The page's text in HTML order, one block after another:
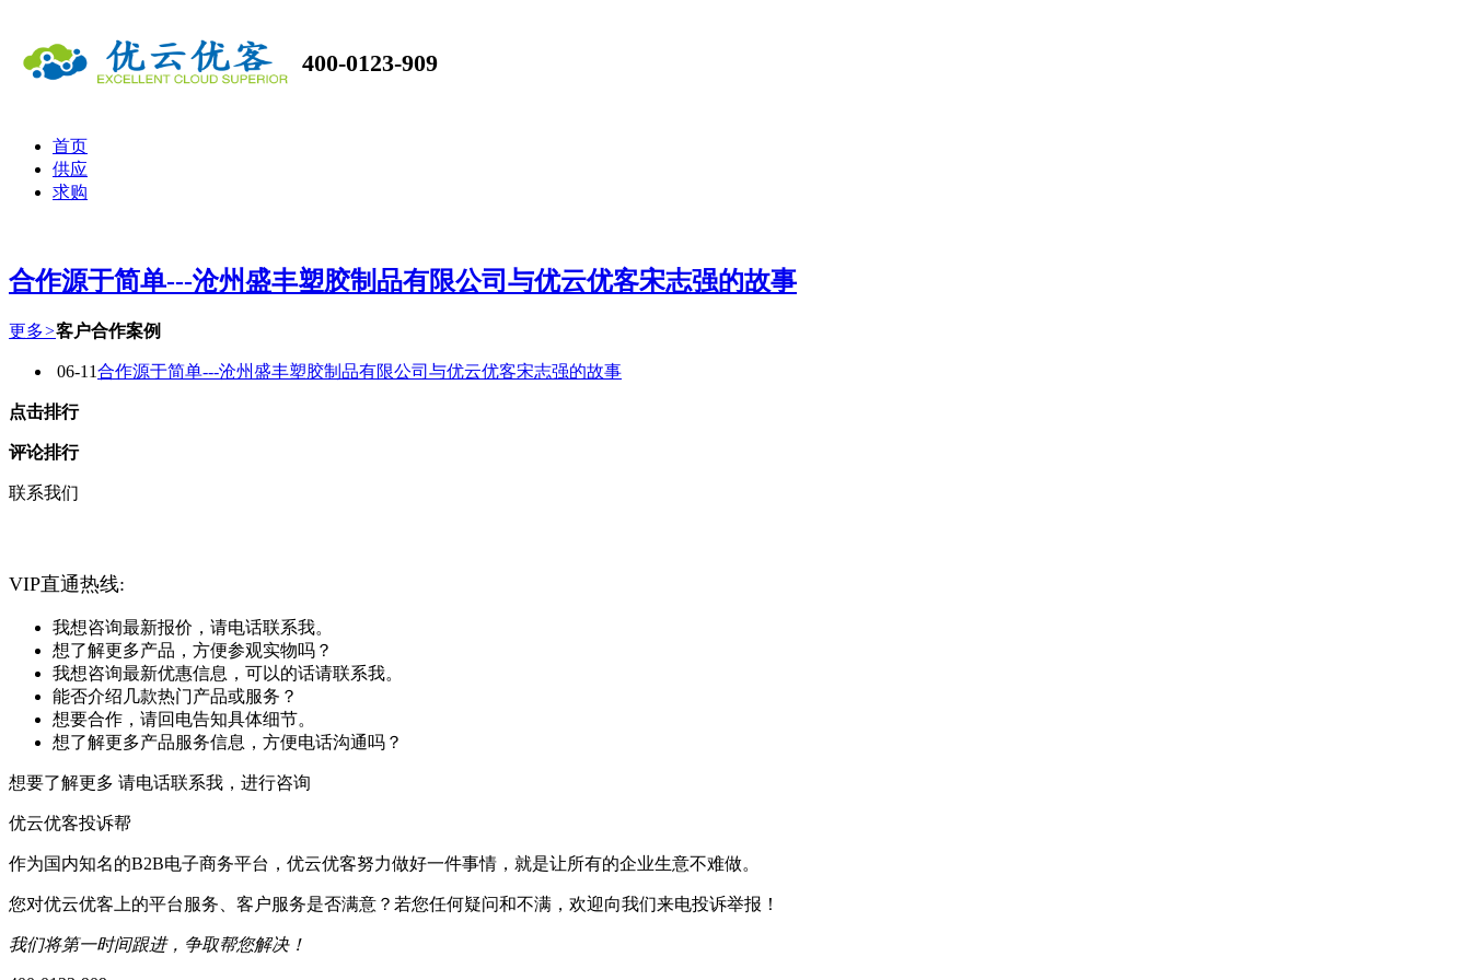
400-0123-909
首页
供应
求购
合作源于简单---沧州盛丰塑胶制品有限公司与优云优客宋志强的故事
更多>客户合作案例
06-11合作源于简单---沧州盛丰塑胶制品有限公司与优云优客宋志强的故事
点击排行
评论排行
联系我们
VIP直通热线:
我想咨询最新报价，请电话联系我。
想了解更多产品，方便参观实物吗？
我想咨询最新优惠信息，可以的话请联系我。
能否介绍几款热门产品或服务？
想要合作，请回电告知具体细节。
想了解更多产品服务信息，方便电话沟通吗？
想要了解更多 请电话联系我，进行咨询
优云优客投诉帮
作为国内知名的B2B电子商务平台，优云优客努力做好一件事情，就是让所有的企业生意不难做。
您对优云优客上的平台服务、客户服务是否满意？若您任何疑问和不满，欢迎向我们来电投诉举报！
我们将第一时间跟进，争取帮您解决！